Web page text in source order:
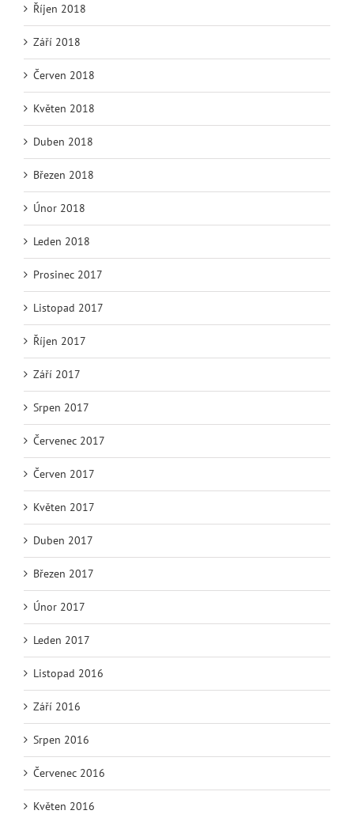
Říjen 2018
Září 2018
Červen 2018
Květen 2018
Duben 2018
Březen 2018
Únor 2018
Leden 2018
Prosinec 2017
Listopad 2017
Říjen 2017
Září 2017
Srpen 2017
Červenec 2017
Červen 2017
Květen 2017
Duben 2017
Březen 2017
Únor 2017
Leden 2017
Listopad 2016
Září 2016
Srpen 2016
Červenec 2016
Květen 2016